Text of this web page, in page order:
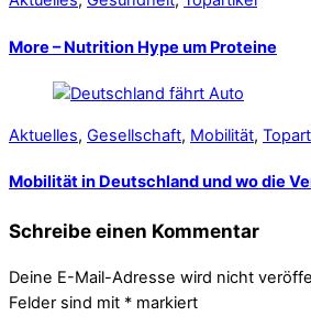
More – Nutrition Hype um Proteine
Aktuelles, Gesellschaft, Mobilität,
Mobilität in Deutschland und wo die
Schreibe einen Kommentar
Deine E-Mail-Adresse wird nicht
Felder sind mit * markiert